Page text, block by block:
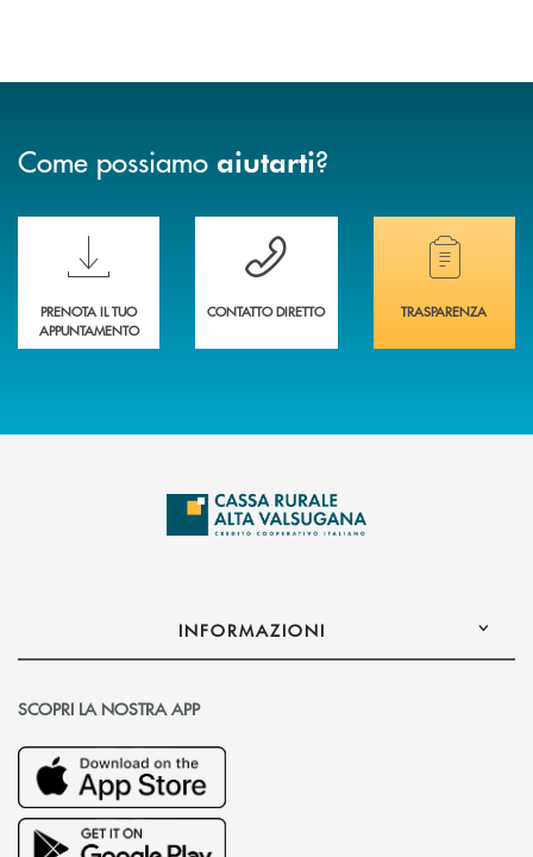
Come possiamo aiutarti?
Scopri le funzionalità della nuova PRENOTA BANCA
PRENOTA IL TUO
APPUNTAMENTO
Hai bisogno di assistenza immediata?
CONTATTO DIRETTO
Hai bisogno di
TRASPARENZA
INFORMAZIONI
SCOPRI LA NOSTRA APP